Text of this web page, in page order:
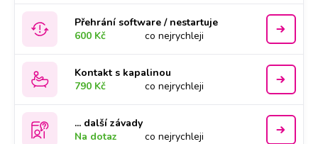
Přehrání software / nestartuje
600 Kč
co nejrychleji
Kontakt s kapalinou
790 Kč
co nejrychleji
... další závady
Na dotaz
co nejrychleji